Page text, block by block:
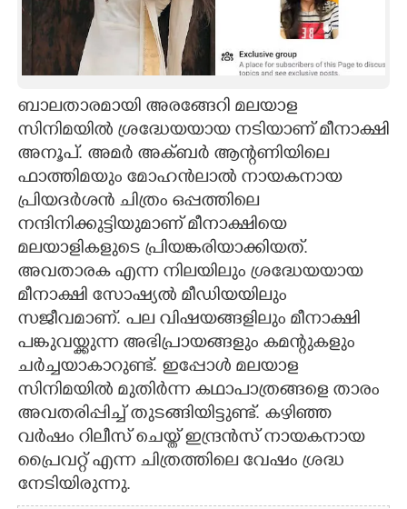
ASTRO
CARTOONS
LITERATURE
ZOOM
CONTACT US
ബാലതാരമായി അരങ്ങേറി മലയാള
സിനിമയിൽ ശ്രദ്ധേയയായ നടിയാണ് മീനാക്ഷി
അനൂപ്. അമർ അക്ബർ ആന്റണിയിലെ
ഫാത്തിമയും മോഹൻലാൽ നായകനായ
പ്രിയദർശൻ ചിത്രം ഒപ്പത്തിലെ
നന്ദിനിക്കുട്ടിയുമാണ് മീനാക്ഷിയെ
മലയാളികളുടെ പ്രിയങ്കരിയാക്കിയത്.
അവതാരക എന്ന നിലയിലും ശ്രദ്ധേയയായ
മീനാക്ഷി സോഷ്യൽ മീഡിയയിലും
സജീവമാണ്. പല വിഷയങ്ങളിലും മീനാക്ഷി
പങ്കുവയ്ക്കുന്ന അഭിപ്രായങ്ങളും കമന്റുകളും
ചർച്ചയാകാറുണ്ട്. ഇപ്പോൾ മലയാള
സിനിമയിൽ മുതിർന്ന കഥാപാത്രങ്ങളെ താരം
അവതരിപ്പിച്ച് തുടങ്ങിയിട്ടുണ്ട്. കഴിഞ്ഞ
വർഷം റിലീസ് ചെയ്ത് ഇന്ദ്രൻസ് നായകനായ
പ്രൈവറ്റ് എന്ന ചിത്രത്തിലെ വേഷം ശ്രദ്ധ
നേടിയിരുന്നു.